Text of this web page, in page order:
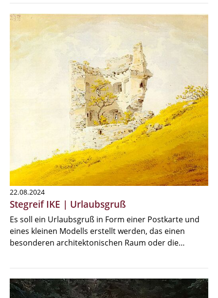
22.08.2024
Stegreif IKE | Urlaubsgruß
Es soll ein Urlaubsgruß in Form einer Postkarte und
eines kleinen Modells erstellt werden, das einen
besonderen architektonischen Raum oder die…